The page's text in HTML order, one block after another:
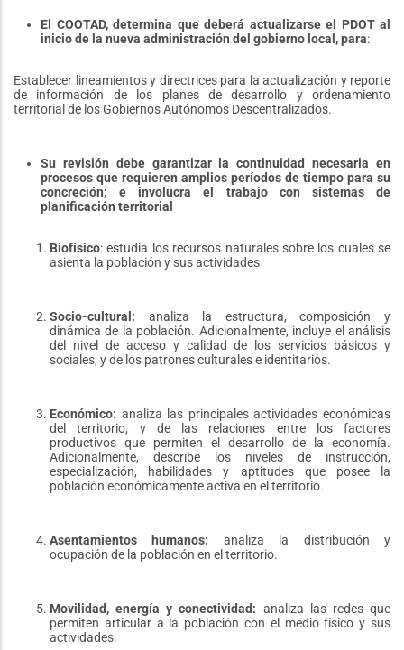
El COOTAD, determina que deberá actualizarse el PDOT al
inicio de la nueva administración del gobierno local, para:
Establecer lineamientos y directrices para la actualización y reporte
de información de los planes de desarrollo y ordenamiento
territorial de los Gobiernos Autónomos Descentralizados.
Su revisión debe garantizar la continuidad necesaria en
procesos que requieren amplios períodos de tiempo para su
concreción; e involucra el trabajo con sistemas de
planificación territorial
Biofísico: estudia los recursos naturales sobre los cuales se
asienta la población y sus actividades
Socio-cultural: analiza la estructura, composición y
dinámica de la población. Adicionalmente, incluye el análisis
del nivel de acceso y calidad de los servicios básicos y
sociales, y de los patrones culturales e identitarios.
Económico: analiza las principales actividades económicas
del territorio, y de las relaciones entre los factores
productivos que permiten el desarrollo de la economía.
Adicionalmente, describe los niveles de instrucción,
especialización, habilidades y aptitudes que posee la
población económicamente activa en el territorio.
Asentamientos humanos: analiza la distribución y
ocupación de la población en el territorio.
Movilidad, energía y conectividad: analiza las redes que
permiten articular a la población con el medio físico y sus
actividades.